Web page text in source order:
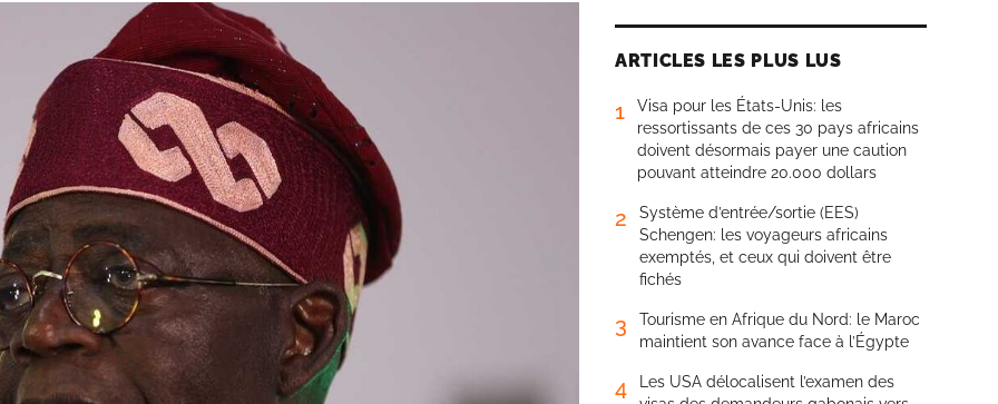
ARTICLES LES PLUS LUS
1
Visa pour les États-Unis: les
ressortissants de ces 30 pays africains
doivent désormais payer une caution
pouvant atteindre 20.000 dollars
2
Système d’entrée/sortie (EES)
Schengen: les voyageurs africains
exemptés, et ceux qui doivent être
fichés
3
Tourisme en Afrique du Nord: le Maroc
maintient son avance face à l’Égypte
4
Les USA délocalisent l’examen des